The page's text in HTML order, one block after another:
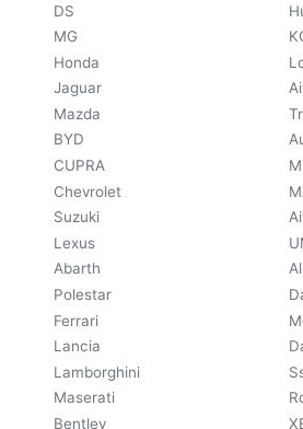
DS
MG
Honda
Jaguar
Mazda
BYD
CUPRA
Chevrolet
Suzuki
Lexus
Abarth
Polestar
Ferrari
Lancia
Lamborghini
Maserati
Bentley